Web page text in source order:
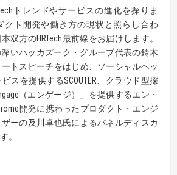
トレンドやサービスの進化を探りま
クト開発や働き方の現状と照らし合わ
双方のHRTech最前線をお届けします。
深いハッカズーク・グループ代表の鈴木
トスピーチをはじめ、ソーシャルヘッ
スを提供するSCOUTER、クラウド型採
（エンゲージ）」を提供するエン・
開発に携わったプロダクト・エンジ
ーの及川卓也氏によるパネルディスカ
。